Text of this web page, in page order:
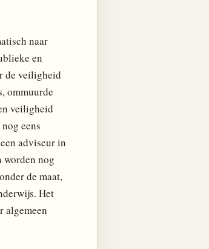
naar
en
de veiligheid
ommuurde
veiligheid
eens
adviseur in
nog
de maat,
Het
algemeen